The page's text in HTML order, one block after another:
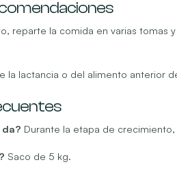
reparte la comida en varias tomas
la lactancia o del alimento anterior
da? Durante la etapa de
Saco de 5 kg.